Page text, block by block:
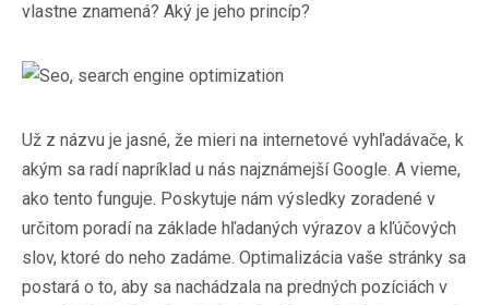
vlastne znamená? Aký je jeho princíp?
Už z názvu je jasné, že mieri na internetové vyhľadávače, k
akým sa radí napríklad u nás najznámejší Google. A vieme,
ako tento funguje. Poskytuje nám výsledky zoradené v
určitom poradí na základe hľadaných výrazov a kľúčových
slov, ktoré do neho zadáme. Optimalizácia vaše stránky sa
postará o to, aby sa nachádzala na predných pozíciách v